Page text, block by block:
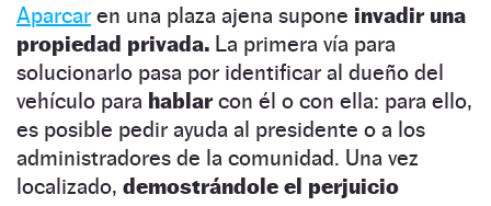
Aparcar en una plaza ajena supone invadir una
propiedad privada. La primera vía para
solucionarlo pasa por identificar al dueño del
vehículo para hablarcon él o con ella: para ello,
es posible pedir ayuda al presidente o a los
administradores de la comunidad. Una vez
localizado, demostrándole el perjuicio